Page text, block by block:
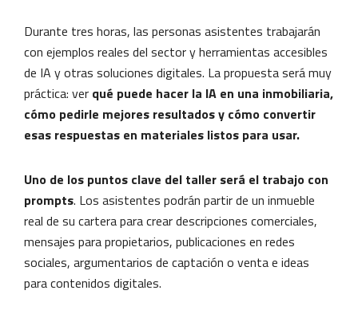
Durante tres horas, las personas asistentes trabajarán
con ejemplos reales del sector y herramientas accesibles
de IA y otras soluciones digitales. La propuesta será muy
práctica: ver qué puede hacer la IA en una inmobiliaria,
cómo pedirle mejores resultados y cómo convertir
esas respuestas en materiales listos para usar.
Uno de los puntos clave del taller será el trabajo con
prompts. Los asistentes podrán partir de un inmueble
real de su cartera para crear descripciones comerciales,
mensajes para propietarios, publicaciones en redes
sociales, argumentarios de captación o venta e ideas
para contenidos digitales.